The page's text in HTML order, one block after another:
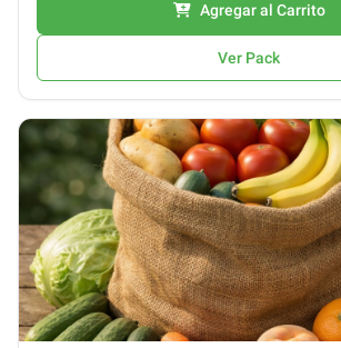
Agregar al Carrito
Ver Pack